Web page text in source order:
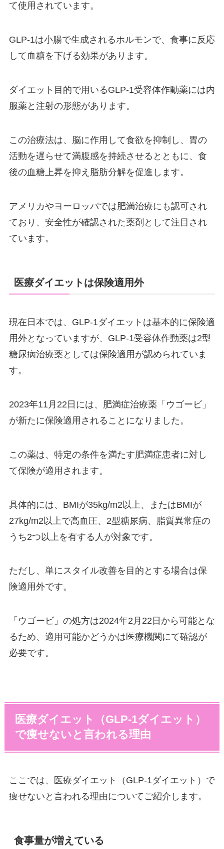
て使用されています。
GLP-1は小腸で生成されるホルモンで、食事に反応
して血糖を下げる効果があります。
ダイエット目的で用いるGLP-1受容体作動薬には内
服薬と注射の形態があります。
この治療法は、脳に作用して食欲を抑制し、胃の
活動を遅らせて満腹感を持続させるとともに、食
後の血糖上昇を抑え脂肪分解を促進します。
アメリカやヨーロッパでは肥満治療にも認可され
ており、安全性が確認された薬剤として注目され
ています。
医療ダイエットは保険適用外
現在日本では、GLP-1ダイエットは基本的に保険適
用外となっていますが、GLP-1受容体作動薬は2型
糖尿病治療薬としては保険適用が認められていま
す。
2023年11月22日には、肥満症治療薬「ウゴービ」
が新たに保険適用されることになりました。
この薬は、特定の条件を満たす肥満症患者に対し
て保険が適用されます。
具体的には、BMIが35kg/m2以上、またはBMIが
27kg/m2以上で高血圧、2型糖尿病、脂質異常症の
うち2つ以上を有する人が対象です。
ただし、単にスタイル改善を目的とする場合は保
険適用外です。
「ウゴービ」の処方は2024年2月22日から可能とな
るため、適用可能かどうかは医療機関にて確認が
必要です。
医療ダイエット（GLP-1ダイエット）
で痩せないと言われる理由
ここでは、医療ダイエット（GLP-1ダイエット）で
痩せないと言われる理由についてご紹介します。
食事量が増えている